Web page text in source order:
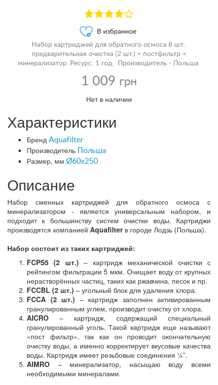
В избранное
Набор картриджей для обратного осмоса 8 шт.:
предварительная очистка (2 шт.) + постфильтр +
минерализатор. Ресурс: 1 год. Производитель - Польша.
1 009 грн
Нет в наличии
Характеристики
Бренд Aquafilter
Производитель Польша
Размер, мм Ø60x250
Описание
Набор сменных картриджей для обратного осмоса с
минерализатором - является универсальным набором, и
подходит к большинству систем очистки воды. Картриджи
производятся компанией Aquafilter в городе Лодзь (Польша).
Набор состоит из таких картриджей:
FCPS5 (2 шт.)– картридж механической очистки с
рейтингом фильтрации 5 мкм. Очищает воду от крупных
нерастворённых частиц, таких как ржавчина, песок и пр.
FCCBL (2 шт.) – угольный блок для удаления хлора.
FCCA (2 шт.) – картридж заполнен активированным
гранулированным углем, производит очистку от хлора.
AICRO – картридж, содержащий специальный
гранулированный уголь. Такой картридж еще называют
«пост фильтр», так как он проводит окончательную
очистку воды, а именно корректирует вкусовые качества
воды. Картридж имеет резьбовые соединения ¼”.
AIMRO – минерализатор, насыщаю воду всеми
необходимыми минералами.